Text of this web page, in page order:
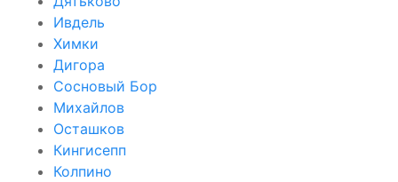
Ивдель
Химки
Дигора
Сосновый Бор
Михайлов
Осташков
Кингисепп
Колпино